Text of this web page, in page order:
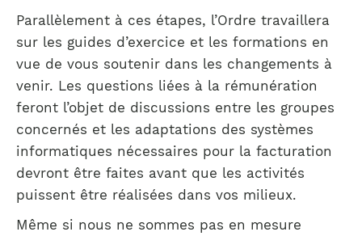
Parallèlement à ces étapes, l’Ordre travaillera
sur les guides d’exercice et les formations en
vue de vous soutenir dans les changements à
venir. Les questions liées à la rémunération
feront l’objet de discussions entre les groupes
concernés et les adaptations des systèmes
informatiques nécessaires pour la facturation
devront être faites avant que les activités
puissent être réalisées dans vos milieux.
Même si nous ne sommes pas en mesure